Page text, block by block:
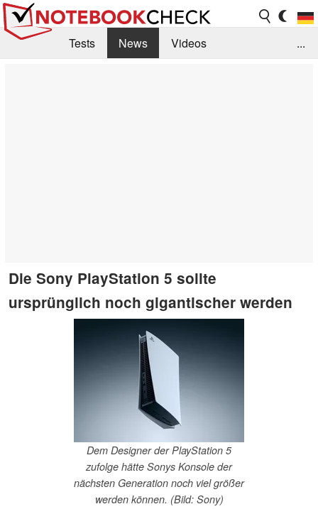
Tests News
Videos
...
Die Sony PlayStation 5 sollte
ursprünglich noch gigantischer werden
Dem Designer der PlayStation 5
zufolge hätte Sonys Konsole der
nächsten Generation noch viel größer
werden können. (Bild: Sony)